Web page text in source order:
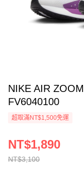
NIKE AIR
FV6040100
超取滿NT$1,500免運
NT$3,100
NT$1,890